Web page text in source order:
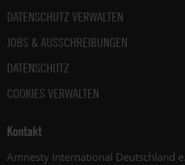
DATENSCHUTZ VERWALTEN
JOBS & AUSSCHREIBUNGEN
DATENSCHUTZ
COOKIES VERWALTEN
Kontakt
Amnesty International Deutschland